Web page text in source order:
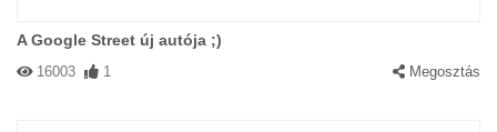
A Google Street új autója ;)
16003 1 Megosztás